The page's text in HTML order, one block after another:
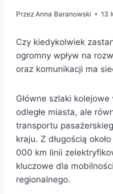
PrzezAnna Baranowski 13
Czy kiedykolwiek
ogromny wpływ na
oraz komunikacji ma
Główne szlaki
odległe miasta, ale
transportu
kraju. Z długością
000 km linii
kluczowe dla
regionalnego.